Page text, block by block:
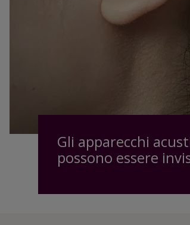
Gli apparecchi
possono essere